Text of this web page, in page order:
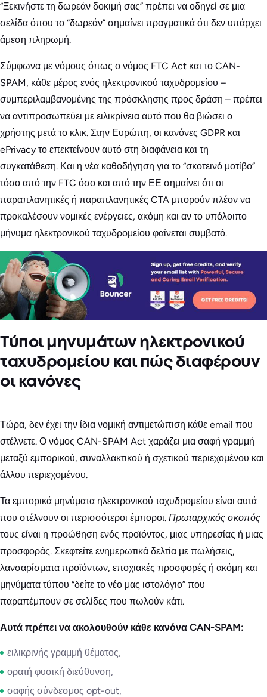
“Ξεκινήστε τη δωρεάν δοκιμή σας” πρέπει να οδηγεί σε μια
σελίδα όπου το “δωρεάν” σημαίνει πραγματικά ότι δεν υπάρχει
άμεση πληρωμή.
Σύμφωνα με νόμους όπως ο νόμος FTC Act και το CAN-
SPAM, κάθε μέρος ενός ηλεκτρονικού ταχυδρομείου –
συμπεριλαμβανομένης της πρόσκλησης προς δράση – πρέπει
να αντιπροσωπεύει με ειλικρίνεια αυτό που θα βιώσει ο
χρήστης μετά το κλικ. Στην Ευρώπη, οι κανόνες GDPR και
ePrivacy το επεκτείνουν αυτό στη διαφάνεια και τη
συγκατάθεση. Και η νέα καθοδήγηση για το “σκοτεινό μοτίβο”
τόσο από την FTC όσο και από την ΕΕ σημαίνει ότι οι
παραπλανητικές ή παραπλανητικές CTA μπορούν πλέον να
προκαλέσουν νομικές ενέργειες, ακόμη και αν το υπόλοιπο
μήνυμα ηλεκτρονικού ταχυδρομείου φαίνεται συμβατό.
Τύποι μηνυμάτων ηλεκτρονικού
ταχυδρομείου και πώς διαφέρουν
οι κανόνες
Τώρα, δεν έχει την ίδια νομική αντιμετώπιση κάθε email που
στέλνετε. Ο νόμος CAN-SPAM Act χαράζει μια σαφή γραμμή
μεταξύ εμπορικού, συναλλακτικού ή σχετικού περιεχομένου και
άλλου περιεχομένου.
Τα εμπορικά μηνύματα ηλεκτρονικού ταχυδρομείου είναι αυτά
που στέλνουν οι περισσότεροι έμποροι. Πρωταρχικός σκοπός
τους είναι η προώθηση ενός προϊόντος, μιας υπηρεσίας ή μιας
προσφοράς. Σκεφτείτε ενημερωτικά δελτία με πωλήσεις,
λανσαρίσματα προϊόντων, εποχιακές προσφορές ή ακόμη και
μηνύματα τύπου “δείτε το νέο μας ιστολόγιο” που
παραπέμπουν σε σελίδες που πωλούν κάτι.
Αυτά πρέπει να ακολουθούν κάθε κανόνα CAN-SPAM:
ειλικρινής γραμμή θέματος,
ορατή φυσική διεύθυνση,
σαφής σύνδεσμος opt-out,